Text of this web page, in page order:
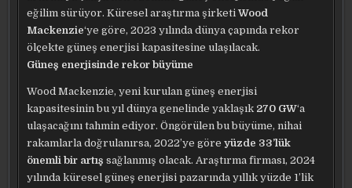
eğilim sürüyor. Küresel araştırma şirketi Wood
Mackenzie‘ye göre, 2023 yılında dünya çapında rekor
ölçekte güneş enerjisi kapasitesine ulaşılacak.
Güneş enerjisinde rekor büyüme
Wood Mackenzie, yeni kurulan güneş enerjisi
kapasitesinin bu yıl dünya genelinde yaklaşık 270 GW‘a
ulaşacağını tahmin ediyor. Öngörülen bu büyüme, nihai
rakamlarla doğrulanırsa, 2022’ye göre yüzde 33’lük
önemli bir artışsağlanmış olacak. Araştırma firması, 2024
yılında küresel güneş enerjisi pazarında yıllık yüzde 1’lik